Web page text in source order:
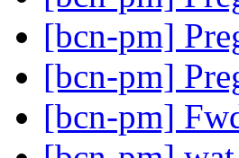
[bcn-pm]
[bcn-pm]
[bcn-pm]